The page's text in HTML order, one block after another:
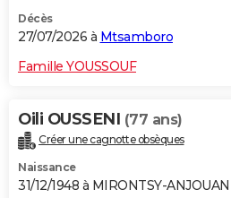
BONS PLANS
CARTE DE VOEUX
Dictionnaire
Biographies
Citations
Expressions
Proverbes
PROGRAMME TV
COPAINS D'AVANT
Décès
27/07/2026 à Mtsamboro
Famille YOUSSOUF
Oili OUSSENI (77 ans)
Créer une cagnotte obsèques
Naissance
31/12/1948 à MIRONTSY-